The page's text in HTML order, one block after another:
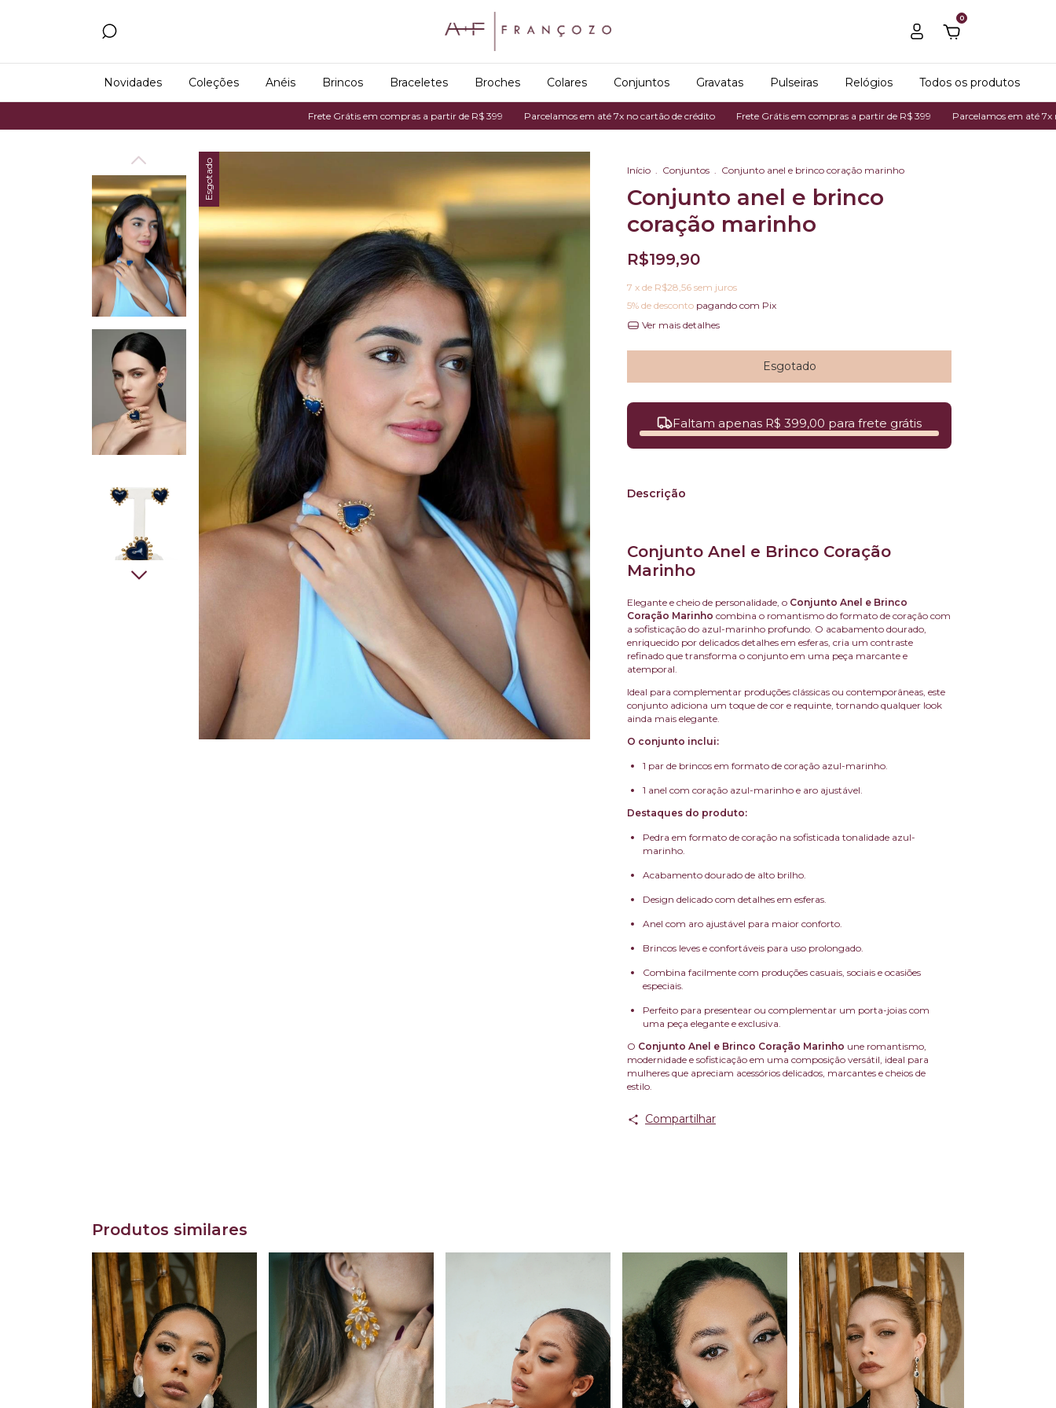
0
Novidades Coleções Anéis Brincos Braceletes Broches Colares Conjuntos Gravatas Pulseiras Relógios Todos os produtos
Frete Grátis em compras a partir de R$ 399 Parcelamos em até 7x no cartão de crédito Frete Grátis em compras a partir de R$ 399 Parcelamos em até 7x no cartão
Esgotado Início . Conjuntos . Conjunto anel e brinco coração marinho
Conjunto anel e brinco
coração marinho
R$199,90
7 x de R$28,56 sem juros
5% de desconto pagando com Pix
Ver mais detalhes
Faltam apenas R$ 399,00 para frete grátis
Descrição
Conjunto Anel e Brinco Coração
Marinho
Elegante e cheio de personalidade, o Conjunto Anel e Brinco
Coração Marinho combina o romantismo do formato de coração com
a sofisticação do azul-marinho profundo. O acabamento dourado,
enriquecido por delicados detalhes em esferas, cria um contraste
refinado que transforma o conjunto em uma peça marcante e
atemporal.
Ideal para complementar produções clássicas ou contemporâneas, este
conjunto adiciona um toque de cor e requinte, tornando qualquer look
ainda mais elegante.
O conjunto inclui:
1 par de brincos em formato de coração azul-marinho.
1 anel com coração azul-marinho e aro ajustável.
Destaques do produto:
Pedra em formato de coração na sofisticada tonalidade azul-
marinho.
Acabamento dourado de alto brilho.
Design delicado com detalhes em esferas.
Anel com aro ajustável para maior conforto.
Brincos leves e confortáveis para uso prolongado.
Combina facilmente com produções casuais, sociais e ocasiões
especiais.
Perfeito para presentear ou complementar um porta-joias com
uma peça elegante e exclusiva.
O Conjunto Anel e Brinco Coração Marinho une romantismo,
modernidade e sofisticação em uma composição versátil, ideal para
mulheres que apreciam acessórios delicados, marcantes e cheios de
estilo.
Compartilhar
Produtos similares